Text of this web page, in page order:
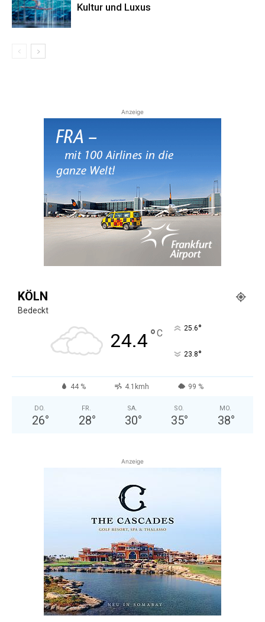
Kultur und Luxus
Anzeige
KÖLN
Bedeckt
24.4°C 25.6°
23.8°
44 % 4.1kmh 99 %
DO.
26°
FR.
28°
SA.
30°
SO.
35°
MO.
38°
Anzeige